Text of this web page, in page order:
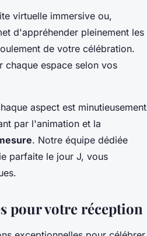
virtuelle immersive ou,
d'appréhender pleinement les
de votre célébration.
chaque espace selon vos
aspect est minutieusement
par l'animation et la
. Notre équipe dédiée
parfaite le jour J, vous
pour votre réception